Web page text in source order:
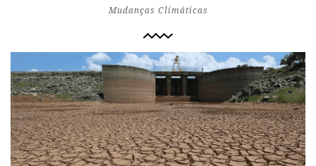
Mudanças Climáticas